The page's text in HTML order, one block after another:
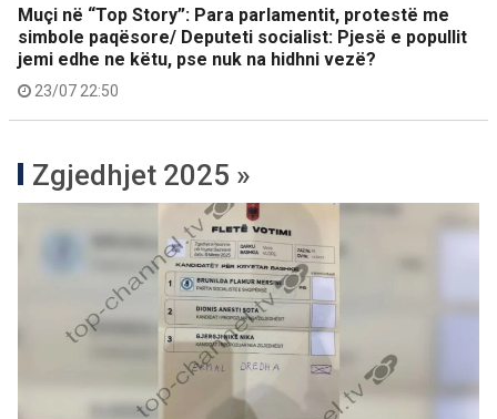
Muçi në “Top Story”: Para parlamentit, protestë me
simbole paqësore/ Deputeti socialist: Pjesë e popullit
jemi edhe ne këtu, pse nuk na hidhni vezë?
23/07 22:50
Zgjedhjet 2025 »